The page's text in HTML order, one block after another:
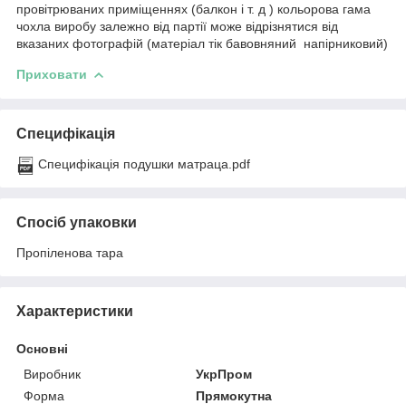
провітрюваних приміщеннях (балкон і т. д ) кольорова гама
чохла виробу залежно від партії може відрізнятися від
вказаних фотографій (матеріал тік бавовняний напірниковий)
Приховати
Специфікація
Специфікація подушки матраца.pdf
Спосіб упаковки
Пропіленова тара
Характеристики
Основні
Виробник
УкрПром
Форма
Прямокутна